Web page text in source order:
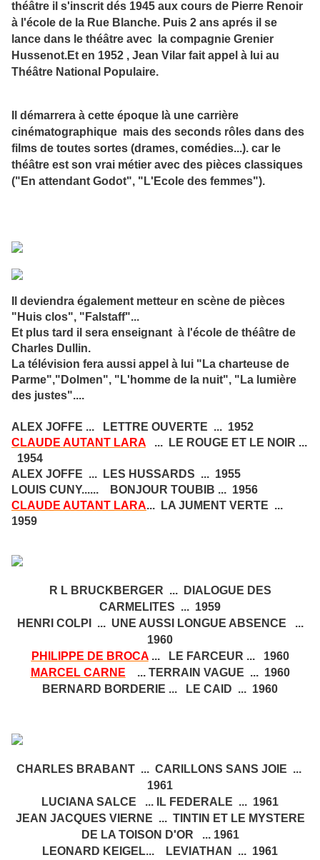
théâtre il s'inscrit dés 1945 aux cours de Pierre Renoir
à l'école de la Rue Blanche. Puis 2 ans aprés il se
lance dans le théâtre avec la compagnie Grenier
Hussenot.Et en 1952 , Jean Vilar fait appel à lui au
Théâtre National Populaire.
Il démarrera à cette époque là une carrière
cinématographique mais des seconds rôles dans des
films de toutes sortes (drames, comédies...). car le
théâtre est son vrai métier avec des pièces classiques
("En attendant Godot", "L'Ecole des femmes").
Il deviendra également metteur en scène de pièces
"Huis clos", "Falstaff"...
Et plus tard il sera enseignant à l'école de théâtre de
Charles Dullin.
La télévision fera aussi appel à lui "La charteuse de
Parme","Dolmen", "L'homme de la nuit", "La lumière
des justes"....
ALEX JOFFE ... LETTRE OUVERTE ... 1952
CLAUDE AUTANT LARA ... LE ROUGE ET LE NOIR ...
1954
ALEX JOFFE ... LES HUSSARDS ... 1955
LOUIS CUNY...... BONJOUR TOUBIB ... 1956
CLAUDE AUTANT LARA... LA JUMENT VERTE ...
1959
R L BRUCKBERGER ... DIALOGUE DES
CARMELITES ... 1959
HENRI COLPI ... UNE AUSSI LONGUE ABSENCE ...
1960
PHILIPPE DE BROCA... LE FARCEUR ... 1960
MARCEL CARNE ... TERRAIN VAGUE ... 1960
BERNARD BORDERIE ... LE CAID ... 1960
CHARLES BRABANT ... CARILLONS SANS JOIE ...
1961
LUCIANA SALCE ... IL FEDERALE ... 1961
JEAN JACQUES VIERNE ... TINTIN ET LE MYSTERE
DE LA TOISON D'OR ... 1961
LEONARD KEIGEL... LEVIATHAN ... 1961